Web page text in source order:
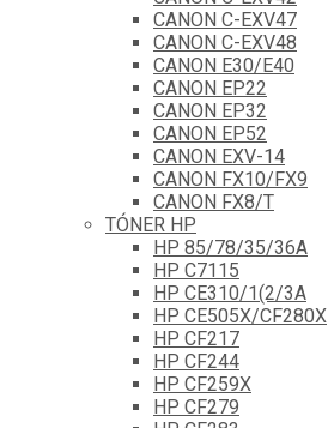
CANON C-EXV47
CANON C-EXV48
CANON E30/E40
CANON EP22
CANON EP32
CANON EP52
CANON EXV-14
CANON FX10/FX9
CANON FX8/T
TÓNER HP
HP 85/78/35/36A
HP C7115
HP CE310/1(2/3A
HP CE505X/CF280X
HP CF217
HP CF244
HP CF259X
HP CF279